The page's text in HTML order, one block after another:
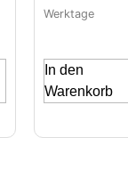
Werktage
In den
Warenkorb